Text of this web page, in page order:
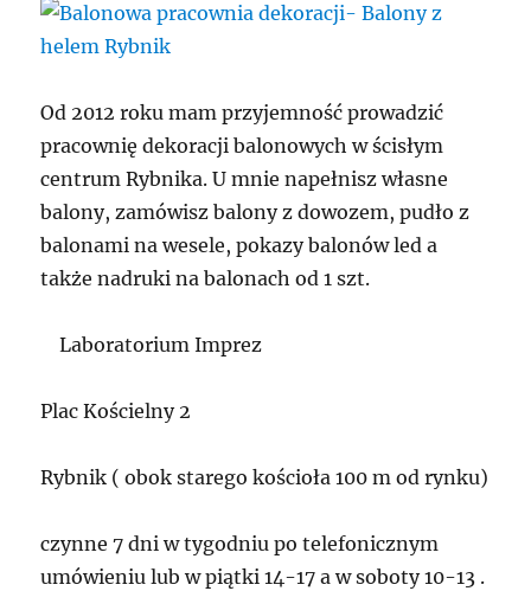
Od 2012 roku mam przyjemność prowadzić
pracownię dekoracji balonowych w ścisłym
centrum Rybnika. U mnie napełnisz własne
balony, zamówisz balony z dowozem, pudło z
balonami na wesele, pokazy balonów led a
także nadruki na balonach od 1 szt.
Laboratorium Imprez
Plac Kościelny 2
Rybnik ( obok starego kościoła 100 m od rynku)
czynne 7 dni w tygodniu po telefonicznym
umówieniu lub w piątki 14-17 a w soboty 10-13 .